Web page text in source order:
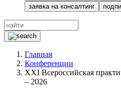
заявка на консалтинг
Главная
Конференции
XXI Всероссийская
– 2026